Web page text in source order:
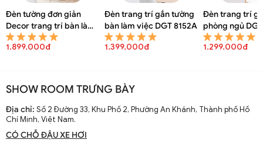
Đèn tường đơn giản
Decor trang trí bàn làm
việc DGT 8154A
1.899.000đ
Đèn trang trí gắn tường
bàn làm việc DGT 8152A
1.399.000đ
Đèn trang trí
phòng ngủ
1.299.000đ
SHOW ROOM TRƯNG BÀY
Địa chỉ: Số 2 Đường 33, Khu Phố 2, Phường An Khánh, Thành phố Hồ
Chí Minh, Việt Nam.
CÓ CHỖ ĐẬU XE HƠI